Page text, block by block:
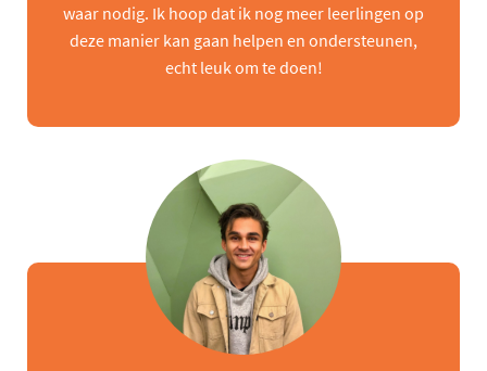
waar nodig. Ik hoop dat ik nog meer leerlingen op
deze manier kan gaan helpen en ondersteunen,
echt leuk om te doen!